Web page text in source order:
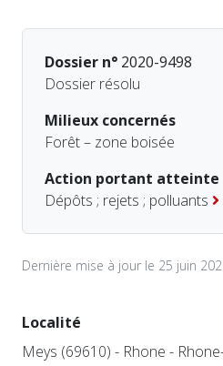
Dossier n° 2020-9498
Dossier résolu
Milieux concernés
Forêt – zone boisée
Action portant atteinte
Dépôts ; rejets ; polluants
Dernière mise à jour le 25 juin
Localité
Meys (69610) - Rhone -